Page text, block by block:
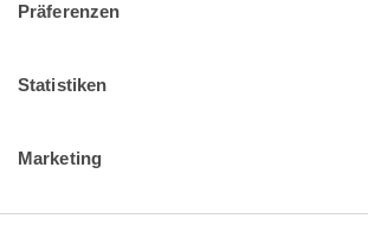
Präferenzen
Statistiken
Marketing
Muster Widerrufsformular (PDF)
Barrierefreiheit